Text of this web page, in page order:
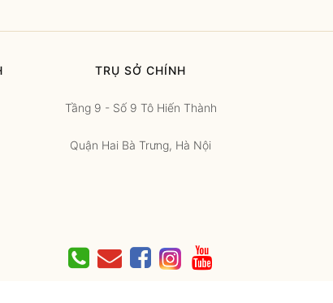
TRỤ SỞ CHÍNH
Tầng 9 - Số 9 Tô Hiến Thành
Quận Hai Bà Trưng, Hà Nội